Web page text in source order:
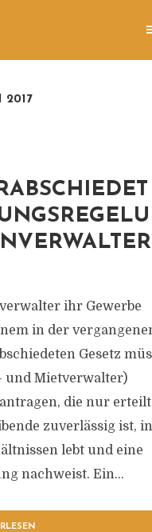
2017
ihr Gewerbe
in der
Gesetz
und Mietverwalter)
die nur erteilt
zuverlässig ist, in
lebt und eine
nachweist. Ein...